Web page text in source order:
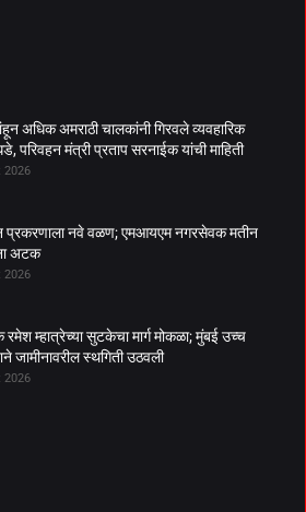
अधिक अमराठी चालकांनी गिरवले व्यवहारिक
परिवहन मंत्री प्रताप सरनाईक यांची माहिती
2026
प्रकरणाला नवे वळण; एमआयएम नगरसेवक मतीन
अटक
2026
म्हात्रेच्या सुटकेचा मार्ग मोकळा; मुंबई उच्च
जामीनावरील स्थगिती उठवली
2026